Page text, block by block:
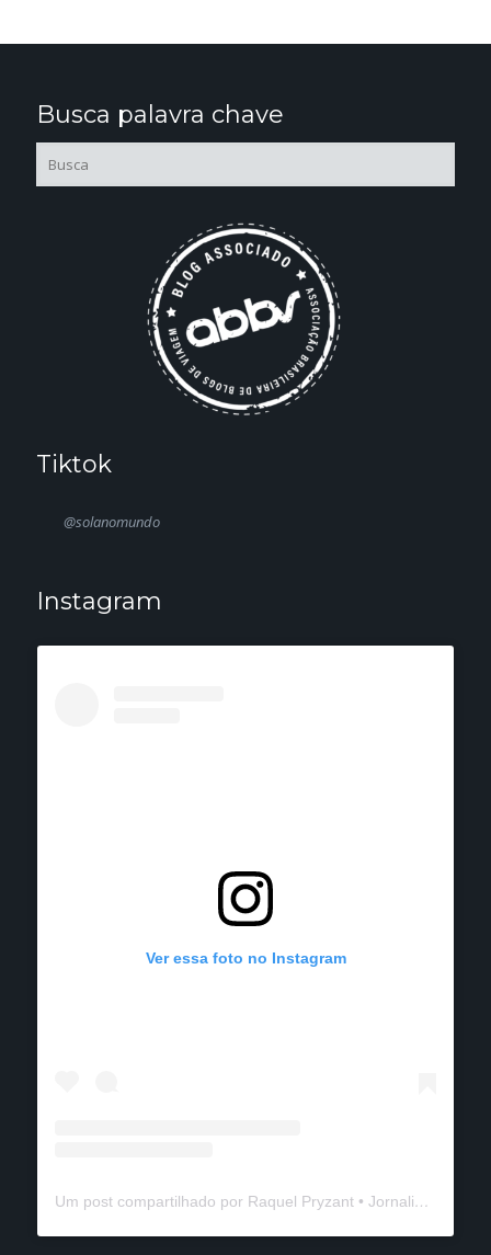
Busca palavra chave
Tiktok
@solanomundo
Instagram
Ver essa foto no Instagram
Um post compartilhado por Raquel Pryzant • Jornalismo de Viagem (@solanomundo)